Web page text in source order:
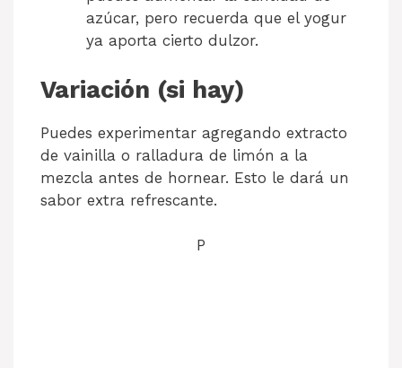
azúcar, pero recuerda que el yogur
ya aporta cierto dulzor.
Variación (si hay)
Puedes experimentar agregando extracto
de vainilla o ralladura de limón a la
mezcla antes de hornear. Esto le dará un
sabor extra refrescante.
P